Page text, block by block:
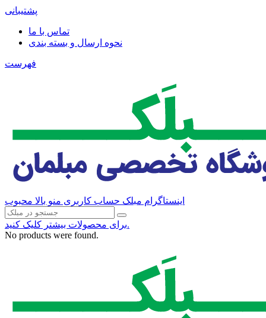
پشتیبانی
تماس با ما
نحوه ارسال و بسته بندی
فهرست
اینستاگرام مبلک حساب کاربری منو بالا محبوب
برای محصولات بیشتر کلیک کنید.
No products were found.